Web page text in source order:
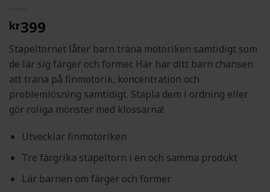
kr399
Stapeltornet låter barn träna motoriken samtidigt som
de lär sig färger och former. Här har ditt barn chansen
att träna på finmotorik, koncentration och
problemlösning samtidigt. Stapla dem i ordning eller
gör roliga mönster med klossarna!
Utvecklar finmotoriken
Tre färgrika stapeltorn i en och samma produkt
Lär barnen om färger och former